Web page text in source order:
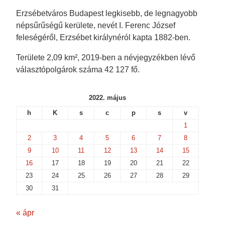
n
n
e
w
w
i
o
w
)
n
e
w
w
i
n
w
)
e
w
w
n
d
e
w
w
i
n
d
)
Erzsébetváros Budapest legkisebb, de legnagyobb
népsűrűségű kerülete, nevét I. Ferenc József
feleségéről, Erzsébet királynéról kapta 1882-ben.
Területe 2,09 km², 2019-ben a névjegyzékben lévő
választópolgárok száma 42 127 fő.
2022. május
h
K s c p s
v
1
2
3 4 5 6 7
8
9
10 11 12 13 14
15
16
17 18 19 20 21
22
23
24 25 26 27 28
29
30
31
« ápr